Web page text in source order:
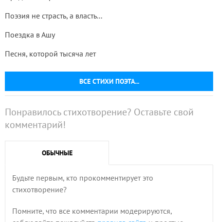
ВСЕ СТИХИ ПОЭТА...
Поэзия не страсть, а власть...
Поездка в Ашу
Песня, которой тысяча лет
Понравилось стихотворение? Оставьте свой
комментарий!
ОБЫЧНЫЕ
Будьте первым, кто прокомментирует это
стихотворение?
Помните, что все комментарии модерируются,